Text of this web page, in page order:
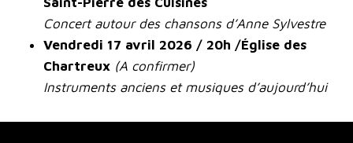
Concert autour des chansons d’Anne Sylvestre
Vendredi 17 avril 2026 / 20h /Église des
Chartreux (A confirmer)
Instruments anciens et musiques d’aujourd’hui